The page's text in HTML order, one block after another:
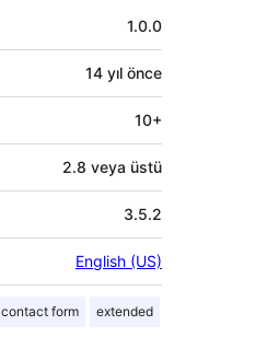
1.0.0
14 yıl önce
10+
2.8 veya üstü
3.5.2
English (US)
contact form extended